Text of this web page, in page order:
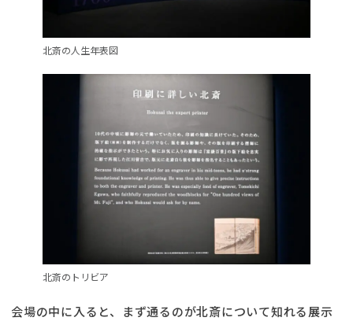
北斎の人生年表図
北斎のトリビア
会場の中に入ると、まず通るのが北斎について知れる展示